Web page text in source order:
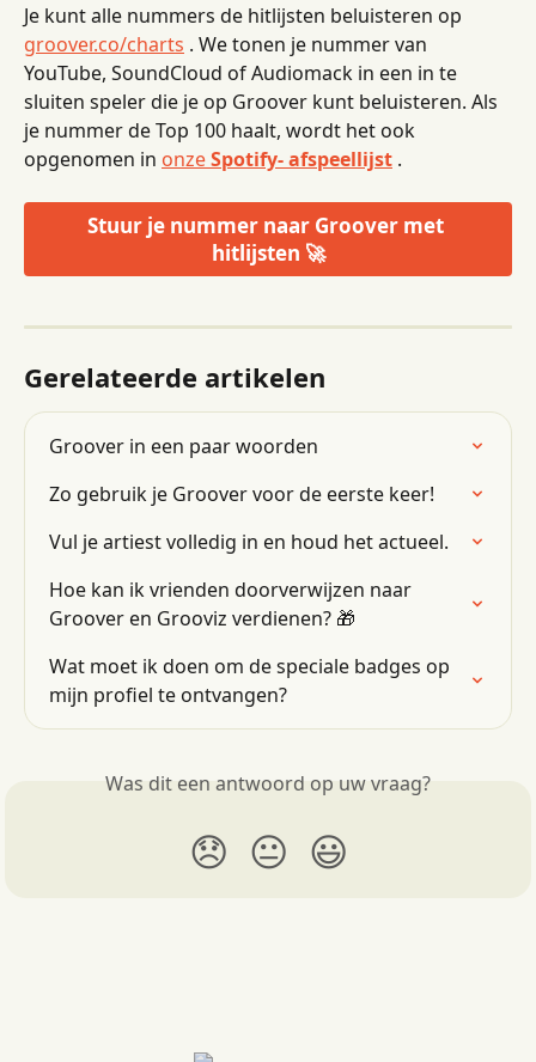
Je kunt alle nummers de hitlijsten beluisteren op
groover.co/charts . We tonen je nummer van
YouTube, SoundCloud of Audiomack in een in te
sluiten speler die je op Groover kunt beluisteren. Als
je nummer de Top 100 haalt, wordt het ook
opgenomen in onze Spotify- afspeellijst .
Stuur je nummer naar Groover met
hitlijsten 🚀
Gerelateerde artikelen
Groover in een paar woorden
Zo gebruik je Groover voor de eerste keer!
Vul je artiest volledig in en houd het actueel.
Hoe kan ik vrienden doorverwijzen naar
Groover en Grooviz verdienen? 🎁
Wat moet ik doen om de speciale badges op
mijn profiel te ontvangen?
Was dit een antwoord op uw vraag?
😞 😐 😃